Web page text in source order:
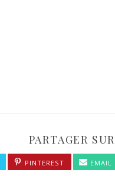
PARTAGER SUR
PINTEREST EMAIL